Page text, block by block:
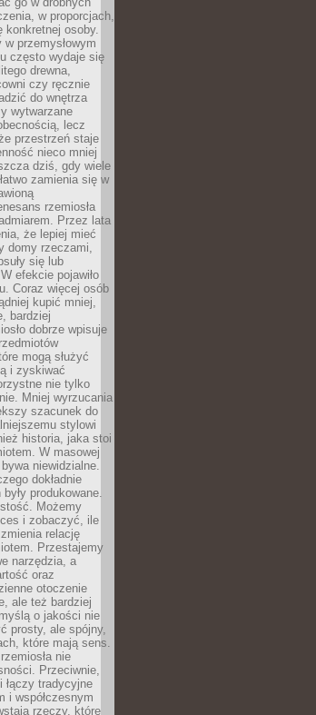
w proporcjach,
konkretnej osoby.
przemysłowym
często wydaje się
drewna,
czy ręcznie
do wnętrza
wytwarzane
lecz
przestrzeń staje
nieco mniej
dziś, gdy wiele
zamienia się w
rzemiosła
Przez lata
że lepiej mieć
domy rzeczami,
się lub
efekcie pojawiło
Coraz więcej osób
kupić mniej,
bardziej
dobrze wpisuje
mogą służyć
i zyskiwać
nie tylko
Mniej wyrzucania
szacunek do
stylowi
historia, jaka stoi
W masowej
niewidzialne.
dokładnie
produkowane.
Możemy
i zobaczyć, ile
relację
Przestajemy
narzędzia, a
oraz
otoczenie
ale też bardziej
o jakości nie
prosty, ale spójny,
które mają sens.
nie
Przeciwnie,
łączy tradycyjne
i współczesnym
rzeczy, które